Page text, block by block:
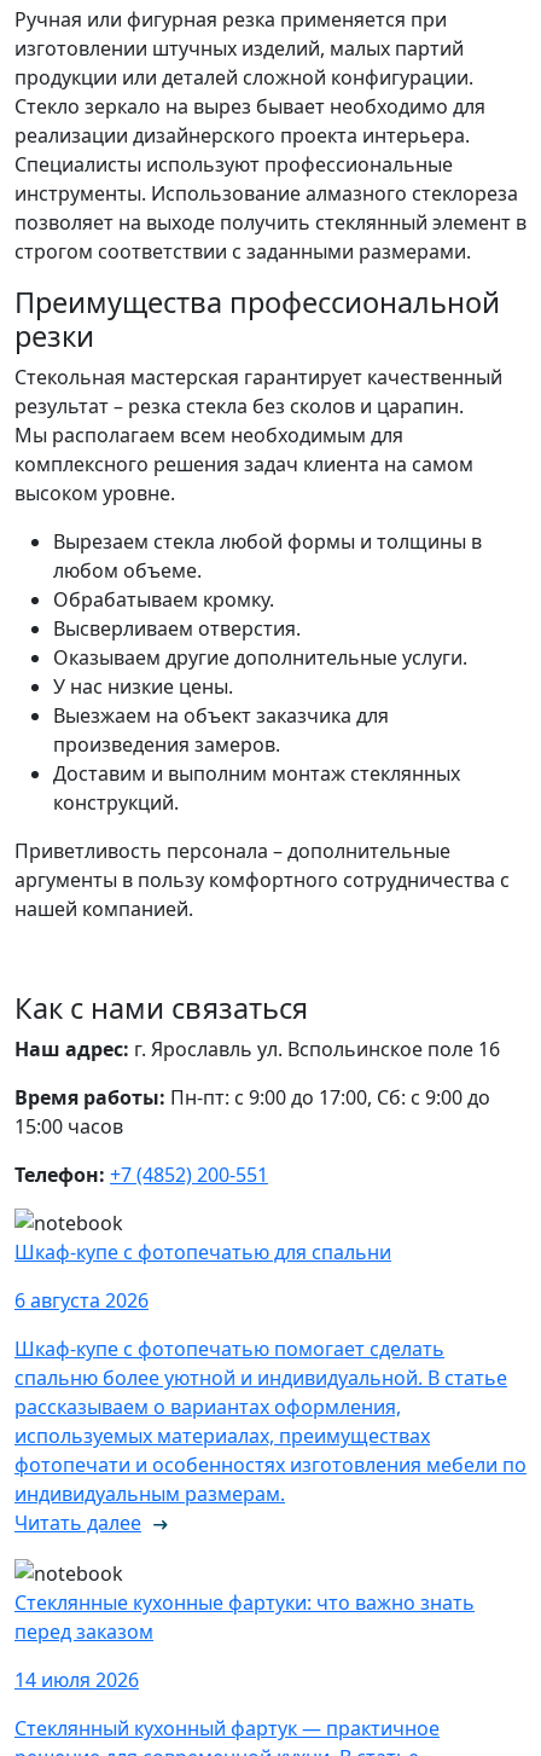
Ручная или фигурная резка применяется при
изготовлении штучных изделий, малых партий
продукции или деталей сложной конфигурации.
Стекло зеркало на вырез бывает необходимо для
реализации дизайнерского проекта интерьера.
Специалисты используют профессиональные
инструменты. Использование алмазного стеклореза
позволяет на выходе получить стеклянный элемент в
строгом соответствии с заданными размерами.
Преимущества профессиональной
резки
Стекольная мастерская гарантирует качественный
результат – резка стекла без сколов и царапин.
Мы располагаем всем необходимым для
комплексного решения задач клиента на самом
высоком уровне.
Вырезаем стекла любой формы и толщины в
любом объеме.
Обрабатываем кромку.
Высверливаем отверстия.
Оказываем другие дополнительные услуги.
У нас низкие цены.
Выезжаем на объект заказчика для
произведения замеров.
Доставим и выполним монтаж стеклянных
конструкций.
Приветливость персонала – дополнительные
аргументы в пользу комфортного сотрудничества с
нашей компанией.
Как с нами связаться
Наш адрес: г. Ярославль ул. Вспольинское поле 16
Время работы: Пн-пт: с 9:00 до 17:00, Сб: с 9:00 до
15:00 часов
Телефон: +7 (4852) 200-551
Шкаф-купе с фотопечатью для спальни
6 августа 2026
Шкаф-купе с фотопечатью помогает сделать
спальню более уютной и индивидуальной. В статье
рассказываем о вариантах оформления,
используемых материалах, преимуществах
фотопечати и особенностях изготовления мебели по
индивидуальным размерам.
Читать далее
Стеклянные кухонные фартуки: что важно знать
перед заказом
14 июля 2026
Стеклянный кухонный фартук — практичное